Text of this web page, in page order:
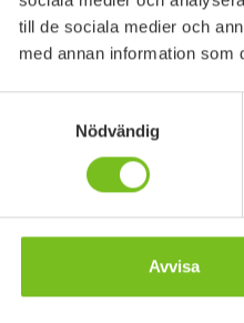
till de sociala medier och
med annan information som
Nödvändig
Avvisa
för lämpligt ändamål.
diskretion rekommenderas att
lämplig översättning.